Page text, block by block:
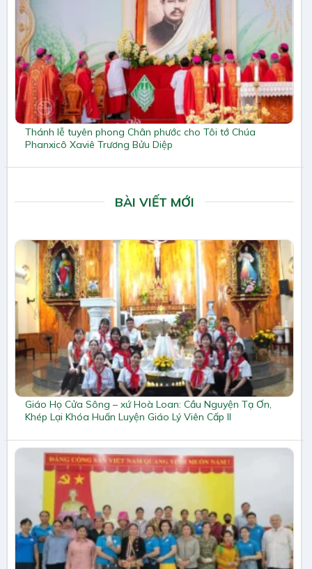
Thánh lễ tuyên phong Chân phước cho Tôi tớ Chúa
Phanxicô Xaviê Trương Bửu Diệp
BÀI VIẾT MỚI
Giáo Họ Cửa Sông – xứ Hoà Loan: Cầu Nguyện Tạ Ơn,
Khép Lại Khóa Huấn Luyện Giáo Lý Viên Cấp II